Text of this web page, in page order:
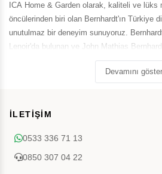
ICA Home & Garden olarak, kaliteli ve lüks
öncülerinden biri olan Bernhardt'ın Türkiye
unutulmaz bir deneyim sunuyoruz.
Lenoir'da bulunan ve John Mathias
kurulan bir markadır. Şirketin köklü tarihi,
dayanmaktadır ve uzun yıllardır ikonik
Devamını göster
İLETİŞİM
0533 336 71 13
0850 307 04 22